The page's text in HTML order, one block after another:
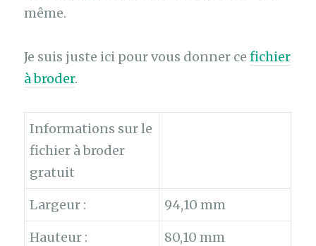
même.
Je suis juste ici pour vous donner cefichier
à broder.
Informations sur le
fichier à broder
gratuit
Largeur :
94,10 mm
Hauteur :
80,10 mm